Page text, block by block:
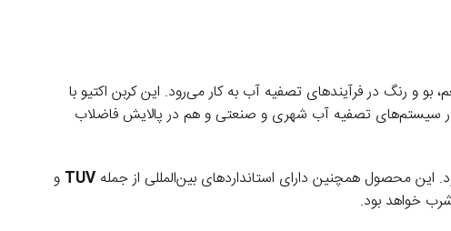
بو و رنگ در فرآیندهای تصفیه آب به کار می‌رود. این کربن اکتیو با
در سیستم‌های تصفیه آب شهری و صنعتی و هم در پالایش فاضلاب
محصول همچنین دارای استانداردهای بین‌المللی از جمله TUV و
خواهد بود.